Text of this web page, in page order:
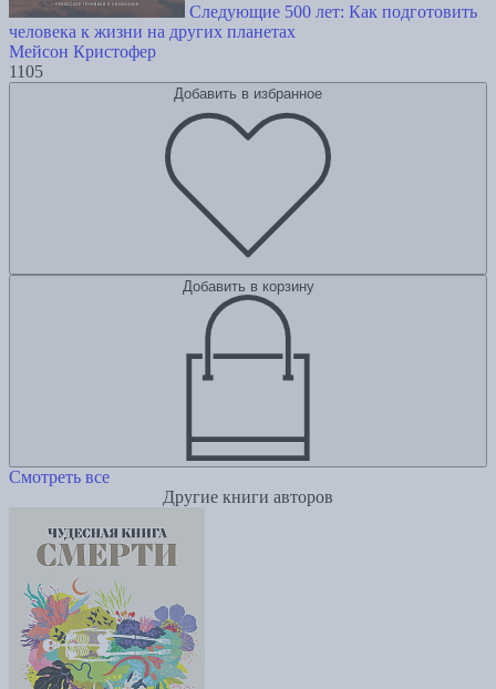
Следующие 500 лет: Как подготовить
человека к жизни на других планетах
Мейсон Кристофер
1105
Добавить в избранное
Добавить в корзину
Смотреть все
Другие книги авторов